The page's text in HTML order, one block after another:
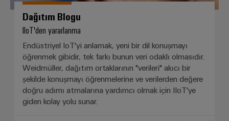
Dağıtım Blogu
IIoT'den yararlanma
Endüstriyel IoT'yi anlamak, yeni bir dil konuşmayı
öğrenmek gibidir, tek farkı bunun veri odaklı olmasıdır.
Weidmüller, dağıtım ortaklarının "verileri" akıcı bir
şekilde konuşmayı öğrenmelerine ve verilerden değere
doğru adımı atmalarına yardımcı olmak için IIoT'ye
giden kolay yolu sunar.